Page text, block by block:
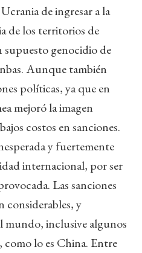
de ingresar a la
de los territorios de
genocidio de
Aunque también
políticas, ya que en
mejoró la imagen
costos en sanciones.
y fuertemente
internacional, por ser
Las sanciones
considerables, y
mundo, inclusive algunos
como lo es China. Entre